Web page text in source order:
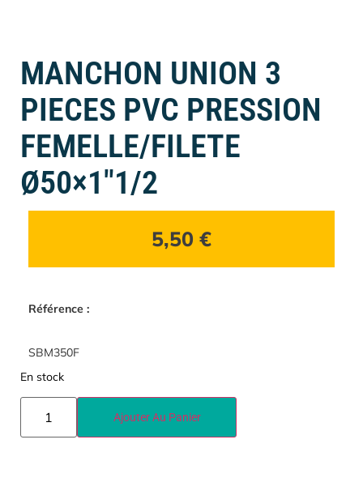
MANCHON UNION 3
PIECES PVC PRESSION
FEMELLE/FILETE
Ø50×1″1/2
5,50 €
Référence :
SBM350F
En stock
Ajouter Au Panier